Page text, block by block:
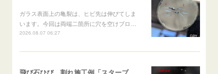
ガラス表面上の亀裂は、ヒビ先は伸びてしま
います。今回は両端二箇所に穴を空けブロ…
2026.08.07 06:27
飛び石ひび 割れ施工例「スターブレイク系」 フリード